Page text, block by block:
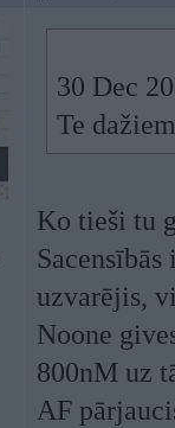
30 Dec
Te
Ko tieši tu
uzvarējis,
Noone
800nM uz
AF